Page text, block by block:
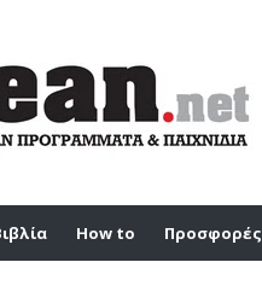
How to Προσφορές